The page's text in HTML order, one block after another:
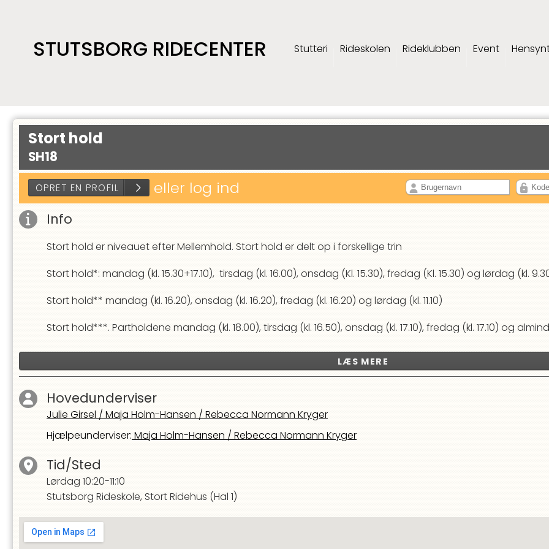
STUTSBORG RIDECENTER Stutteri Rideskolen Rideklubben Event
Stort hold
SH18
OPRET EN PROFIL
eller log ind
Info
Stort hold er niveauet efter Mellemhold. Stort hold er delt op i forskellige trin
Stort hold*: mandag (kl. 15.30+17.10), tirsdag (kl. 16.00), onsdag (Kl. 15.30), fredag (Kl. 15.30) og lørdag (kl.
Stort hold** mandag (kl. 16.20), onsdag (kl. 16.20), fredag (kl. 16.20) og lørdag (kl. 11.10)
Stort hold***. Partholdene mandag (kl. 18.00), tirsdag (kl. 16.50), onsdag (kl. 17.10), fredag (kl. 17.10) og
På Stort hold skal man kunne styre ponyer og heste rundt selvstændigt, man rider ikke på række. Der
en lille bane.
LÆS MERE
Hovedunderviser
Julie Girsel / Maja Holm-Hansen / Rebecca Normann Kryger
Hjælpeunderviser: Maja Holm-Hansen / Rebecca Normann Kryger
Tid/Sted
Lørdag 10:20-11:10
Stutsborg Rideskole, Stort Ridehus (Hal 1)